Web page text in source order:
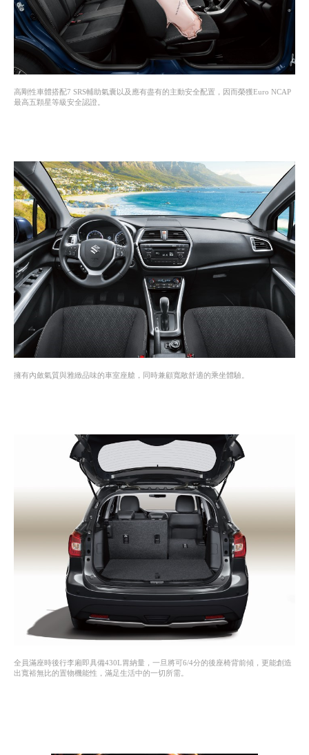
高剛性車體搭配7 SRS輔助氣囊以及應有盡有的主動安全配置，因而榮獲Euro NCAP
最高五顆星等級安全認證。
擁有內斂氣質與雅緻品味的車室座艙，同時兼顧寬敞舒適的乘坐體驗。
全員滿座時後行李廂即具備430L胃納量，一旦將可6/4分的後座椅背前傾，更能創造
出寬裕無比的置物機能性，滿足生活中的一切所需。